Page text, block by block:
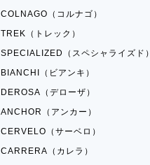
折りたたみ自転車
R＆Mbirdy Classic
買取価格
¥
COLNAGO（コルナゴ）
TREK（トレック）
SPECIALIZED（スペシャライズド）
BIANCHI（ビアンキ）
DEROSA（デローザ）
ANCHOR（アンカー）
CERVELO（サーベロ）
CARRERA（カレラ）